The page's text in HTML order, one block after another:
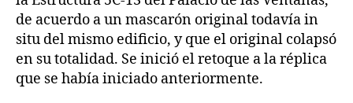
de acuerdo a un mascarón original todavía in
situ del mismo edificio, y que el original colapsó
en su totalidad. Se inició el retoque a la réplica
que se había iniciado anteriormente.